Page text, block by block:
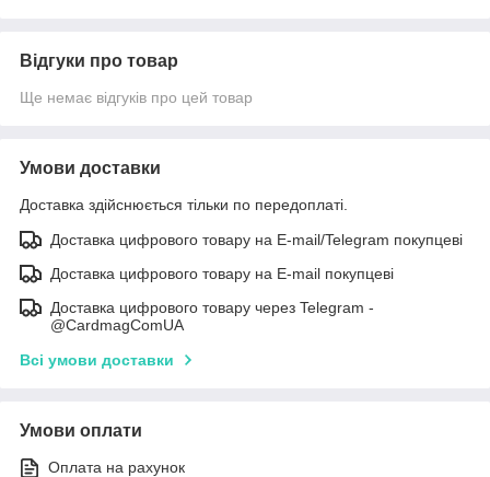
Відгуки про товар
Ще немає відгуків про цей товар
Умови доставки
Доставка здійснюється тільки по передоплаті.
Доставка цифрового товару на E-mail/Telegram покупцеві
Доставка цифрового товару на E-mail покупцеві
Доставка цифрового товару через Telegram -
@CardmagComUA
Всі умови доставки
Умови оплати
Оплата на рахунок